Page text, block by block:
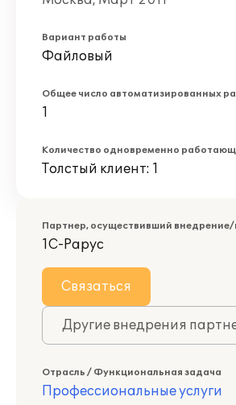
Вариант работы
Файловый
Общее число автоматизированных
1
Количество одновременно
Толстый клиент: 1
Партнер, осуществивший внедрение/
1С-Рарус
Связаться
Другие внедрения
Отрасль / Функциональная задача
Профессиональные услуги